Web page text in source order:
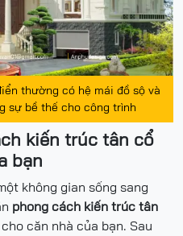
thường có hệ mái đồ sộ và
sự bề thế cho công trình
kiến trúc tân cổ
bạn
không gian sống sang
phong cách kiến trúc tân
căn nhà của bạn. Sau